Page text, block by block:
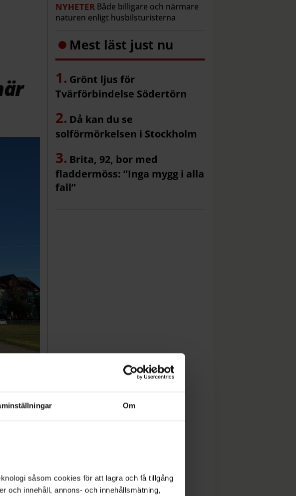
Om
såsom cookies för att lagra och få tillgång
och innehåll, annons- och innehållsmätning,
Det
NYHETER Både billigare och närmare
naturen enligt husbilsturisterna
Mest läst just nu
Grönt ljus för
Tvärförbindelse Södertörn
Då kan du se
solförmörkelsen i Stockholm
Brita, 92, bor med
fladdermöss: ”Inga mygg i alla
fall”